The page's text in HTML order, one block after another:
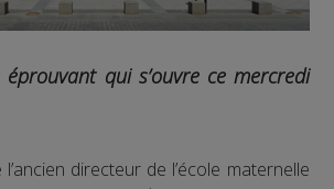
éprouvant qui s’ouvre ce mercredi
directeur de l’école maternelle